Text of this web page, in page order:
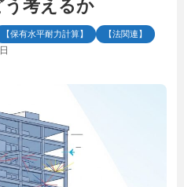
う考えるか
【保有水平耐力計算】 【法関連】